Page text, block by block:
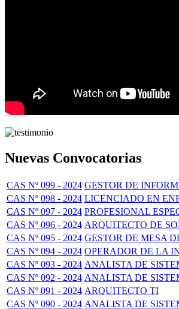
Nuevas Convocatorias
CAS Nº 099 - 2024 GESTOR DE
CAS Nº 098 - 2024 LICENCIADO EN
CAS Nº 097 - 2024 PROFESIONAL
CAS Nº 096 - 2024 ARQUITECTO DE
CAS Nº 095 - 2024 GESTOR DE MESA
CAS Nº 094 - 2024 OPERADOR DE LA
CAS Nº 093 - 2024 ANALISTA DE
CAS Nº 092 - 2024 ANALISTA DE
CAS Nº 091 - 2024 ARQUITECTO TI
CAS Nº 090 - 2024 ANALISTA DE